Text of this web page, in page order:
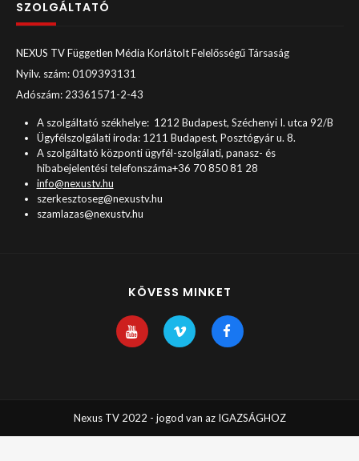
SZOLGÁLTATÓ
NEXUS TV Független Média Korlátolt Felelősségű Társaság
Nyilv. szám: 0109393131
Adószám: 23361571-2-43
A szolgáltató székhelye: 1212 Budapest, Széchenyi I. utca 92/B
Ügyfélszolgálati iroda: 1211 Budapest, Posztógyár u. 8.
A szolgáltató központi ügyfél-szolgálati, panasz- és
hibabejelentési telefonszáma+36 70 850 81 28
info@nexustv.hu
szerkesztoseg@nexustv.hu
szamlazas@nexustv.hu
KÖVESS MINKET
Nexus TV 2022 - jogod van az IGAZSÁGHOZ